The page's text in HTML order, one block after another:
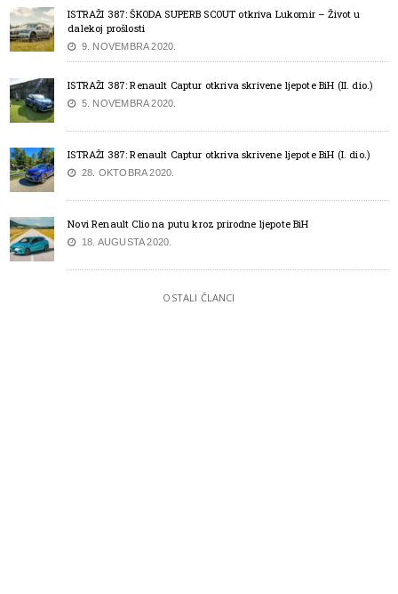
ISTRAŽI 387: ŠKODA SUPERB SCOUT otkriva Lukomir – Život u
dalekoj prošlosti
9. NOVEMBRA 2020.
ISTRAŽI 387: Renault Captur otkriva skrivene ljepote BiH (II. dio.)
5. NOVEMBRA 2020.
ISTRAŽI 387: Renault Captur otkriva skrivene ljepote BiH (I. dio.)
28. OKTOBRA 2020.
Novi Renault Clio na putu kroz prirodne ljepote BiH
18. AUGUSTA 2020.
OSTALI ČLANCI